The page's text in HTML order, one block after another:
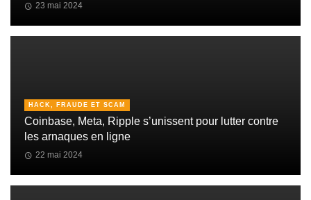
23 mai 2024
HACK, FRAUDE ET SCAM
Coinbase, Meta, Ripple s’unissent pour lutter contre
les arnaques en ligne
22 mai 2024